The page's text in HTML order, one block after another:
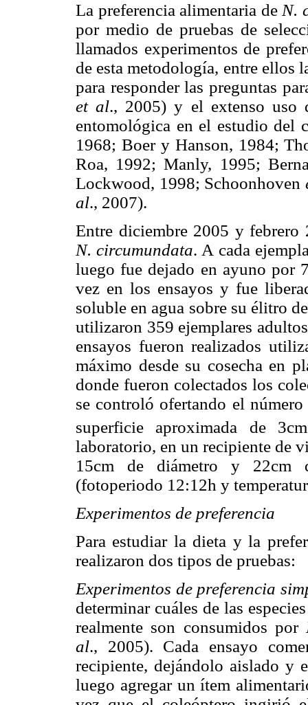
La preferencia alimentaria de N.
por medio de pruebas de
llamados experimentos de
de esta metodología, entre ellos
para responder las preguntas
et al., 2005) y el extenso uso
entomológica en el estudio del
1968; Boer y Hanson, 1984;
Roa, 1992; Manly, 1995;
Lockwood, 1998; Schoonhoven
al., 2007).
Entre diciembre 2005 y febrero
N. circumundata. A cada
luego fue dejado en ayuno por
vez en los ensayos y fue
soluble en agua sobre su élitro
utilizaron 359 ejemplares
ensayos fueron realizados
máximo desde su cosecha en
donde fueron colectados los
se controló ofertando el
superficie aproximada de 3cm
laboratorio, en un recipiente de
15cm de diámetro y 22cm
(fotoperiodo 12:12h y
Experimentos de preferencia
Para estudiar la dieta y la
realizaron dos tipos de pruebas:
Experimentos de preferencia
determinar cuáles de las
realmente son consumidos por
al., 2005). Cada ensayo
recipiente, dejándolo aislado y
luego agregar un ítem